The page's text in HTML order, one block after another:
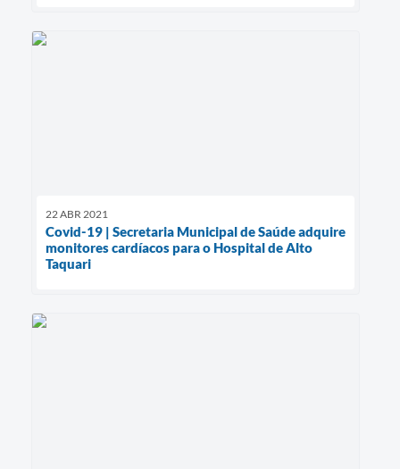
22 ABR 2021
Covid-19 | Secretaria Municipal de Saúde adquire
monitores cardíacos para o Hospital de Alto
Taquari